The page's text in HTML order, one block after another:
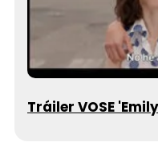
Tráiler VOSE